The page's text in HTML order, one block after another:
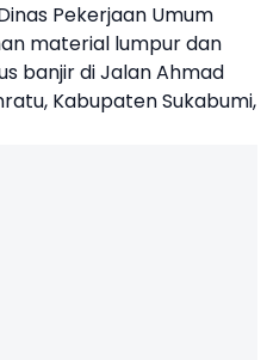
Pekerjaan Umum
material lumpur dan
banjir di Jalan Ahmad
, Kabupaten Sukabumi,